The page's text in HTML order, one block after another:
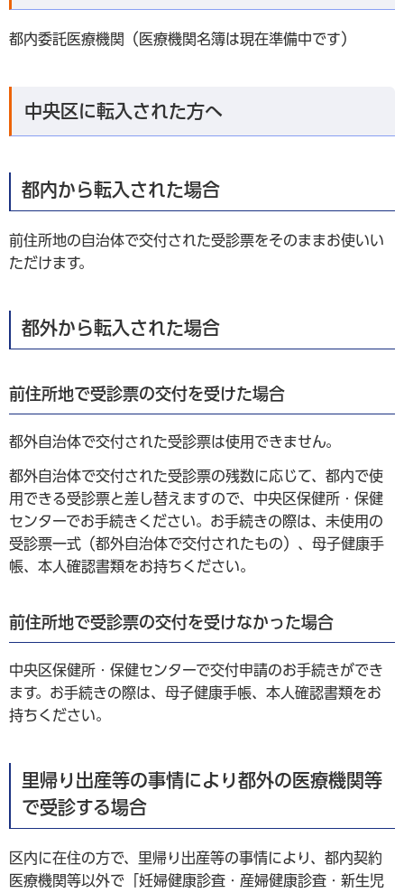
都内委託医療機関（医療機関名簿は現在準備中です）
中央区に転入された方へ
都内から転入された場合
前住所地の自治体で交付された受診票をそのままお使いい
ただけます。
都外から転入された場合
前住所地で受診票の交付を受けた場合
都外自治体で交付された受診票は使用できません。
都外自治体で交付された受診票の残数に応じて、都内で使
用できる受診票と差し替えますので、中央区保健所・保健
センターでお手続きください。お手続きの際は、未使用の
受診票一式（都外自治体で交付されたもの）、母子健康手
帳、本人確認書類をお持ちください。
前住所地で受診票の交付を受けなかった場合
中央区保健所・保健センターで交付申請のお手続きができ
ます。お手続きの際は、母子健康手帳、本人確認書類をお
持ちください。
里帰り出産等の事情により都外の医療機関等
で受診する場合
区内に在住の方で、里帰り出産等の事情により、都内契約
医療機関等以外で「妊婦健康診査・産婦健康診査・新生児